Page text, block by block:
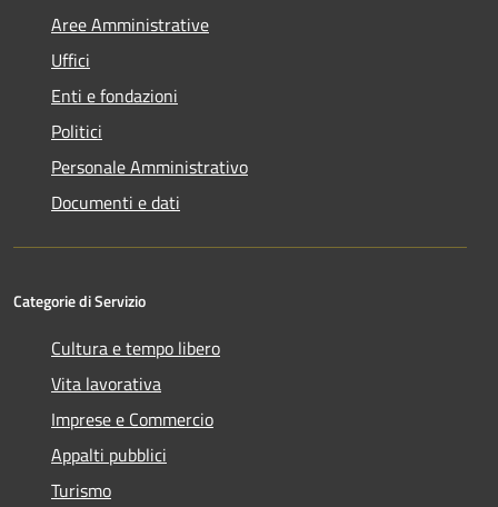
Aree Amministrative
Uffici
Enti e fondazioni
Politici
Personale Amministrativo
Documenti e dati
Categorie di Servizio
Cultura e tempo libero
Vita lavorativa
Imprese e Commercio
Appalti pubblici
Turismo